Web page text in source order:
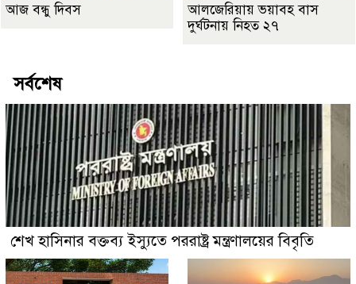
আজ বন্ধু দিবস
আলজেরিয়ায় ভয়াবহ বাস
দুর্ঘটনায় নিহত ২৭
সর্বশেষ
শেখ হাসিনার বক্তব্য ইস্যুতে পররাষ্ট্র মন্ত্রণালয়ের বিবৃতি